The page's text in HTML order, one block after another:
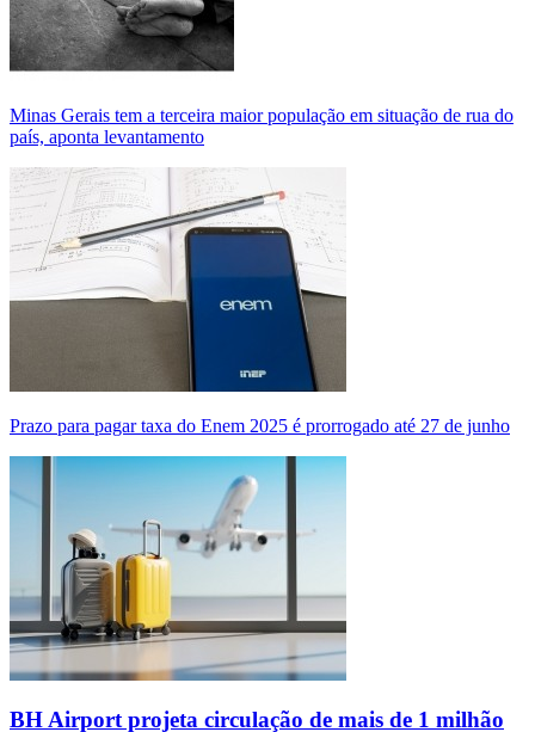
Minas Gerais tem a terceira maior população em situação de rua do
país, aponta levantamento
Prazo para pagar taxa do Enem 2025 é prorrogado até 27 de junho
BH Airport projeta circulação de mais de 1 milhão